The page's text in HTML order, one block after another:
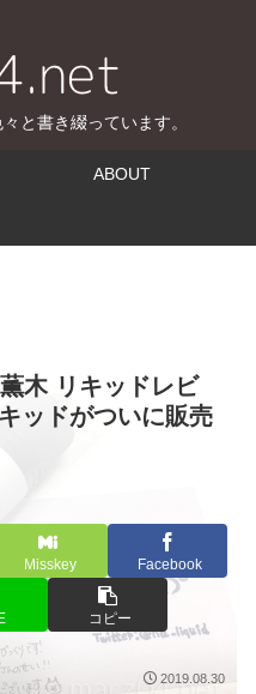
と書き綴っています。
ABOUT
木 リキッドレビ
ッドがついに販売
Misskey Facebook
コピー
2019.08.30